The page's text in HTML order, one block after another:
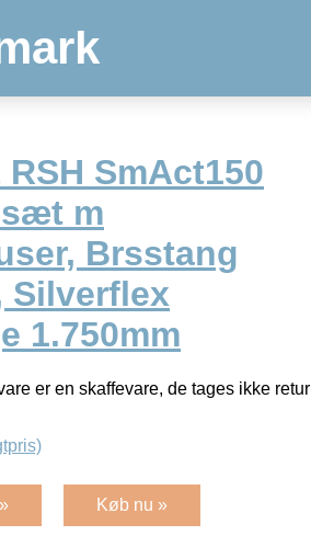
RSH SmAct150
m
Brsstang
Silverflex
1.750mm
er en skaffevare, de tages ikke retur
Køb nu »